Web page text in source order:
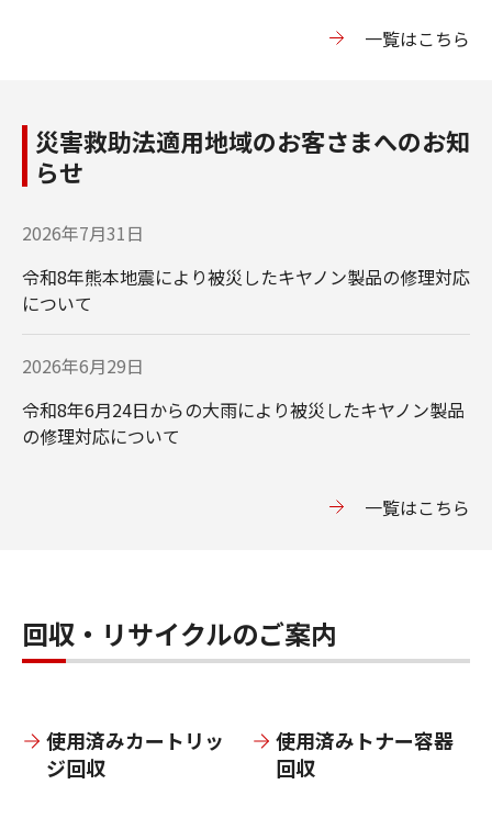
⼀覧はこちら
災害救助法適用地域のお客さまへのお知
らせ
2026年7月31日
令和8年熊本地震により被災したキヤノン製品の修理対応
について
2026年6月29日
令和8年6月24日からの大雨により被災したキヤノン製品
の修理対応について
一覧はこちら
回収・リサイクルのご案内
使⽤済みカートリッ
ジ回収
使⽤済みトナー容器
回収